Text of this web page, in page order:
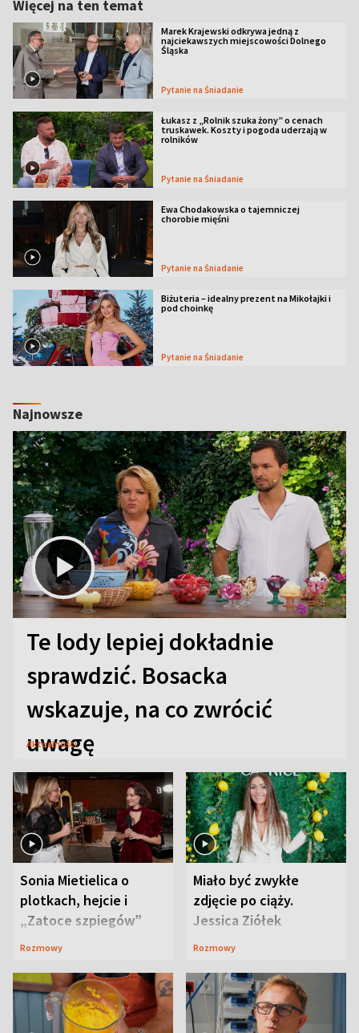
Więcej na ten temat
Marek Krajewski odkrywa jedną z
najciekawszych miejscowości Dolnego
Śląska
Pytanie na Śniadanie
Łukasz z „Rolnik szuka żony” o cenach
truskawek. Koszty i pogoda uderzają w
rolników
Pytanie na Śniadanie
Ewa Chodakowska o tajemniczej
chorobie mięśni
Pytanie na Śniadanie
Biżuteria – idealny prezent na Mikołajki i
pod choinkę
Pytanie na Śniadanie
Najnowsze
Te lody lepiej dokładnie
sprawdzić. Bosacka
wskazuje, na co zwrócić
uwagę
Aktualności
Sonia Mietielica o
plotkach, hejcie i
„Zatoce szpiegów”
Rozmowy
Miało być zwykłe
zdjęcie po ciąży.
Jessica Ziółek
wywołała lawinę
Rozmowy